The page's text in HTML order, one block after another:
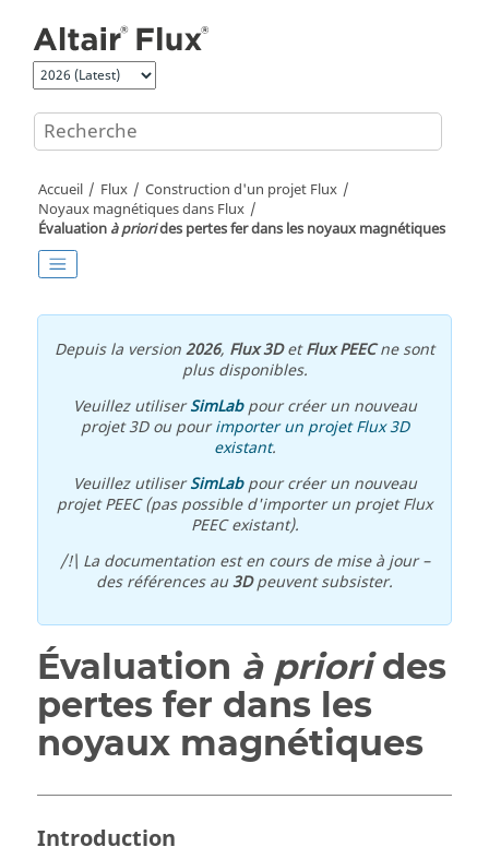
Accueil Flux
Construction d'un projet Flux
Noyaux magnétiques dans Flux
Évaluation à priorides pertes fer dans les noyaux magnétiques
Depuis la version2026, Flux 3DetFlux PEECne sont
plus disponibles.
Veuillez utiliserSimLabpour créer un nouveau
projet 3D ou pourimporter un projet Flux 3D
existant.
Veuillez utiliserSimLabpour créer un nouveau
projet PEEC (pas possible d'importer un projet Flux
PEEC existant).
/!\ La documentation est en cours de mise à jour –
des références au3Dpeuvent subsister.
Évaluation à priorides
pertes fer dans les
noyaux magnétiques
Introduction